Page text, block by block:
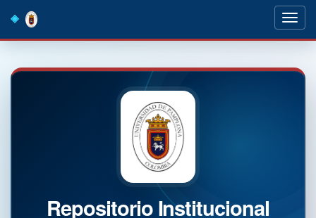
navigation
Repositorio Institucional